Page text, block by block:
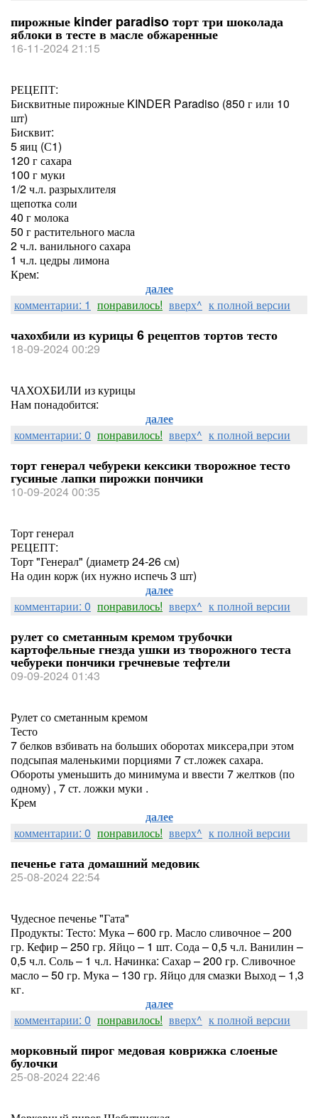
пирожные kinder paradiso торт три шоколада
яблоки в тесте в масле обжаренные
16-11-2024 21:15
РЕЦЕПТ:
Бисквитные пирожные KINDER Paradiso (850 г или 10
шт)
Бисквит:
5 яиц (С1)
120 г сахара
100 г муки
1/2 ч.л. разрыхлителя
щепотка соли
40 г молока
50 г растительного масла
2 ч.л. ванильного сахара
1 ч.л. цедры лимона
Крем:
далее
комментарии: 1 понравилось! вверх^ к полной версии
чахохбили из курицы 6 рецептов тортов тесто
18-09-2024 00:29
ЧАХОХБИЛИ из курицы
Нам понадобится:
далее
комментарии: 0 понравилось! вверх^ к полной версии
торт генерал чебуреки кексики творожное тесто
гусиные лапки пирожки пончики
10-09-2024 00:35
Торт генерал
РЕЦЕПТ:
Торт "Генерал" (диаметр 24-26 см)
На один корж (их нужно испечь 3 шт)
далее
комментарии: 0 понравилось! вверх^ к полной версии
рулет со сметанным кремом трубочки
картофельные гнезда ушки из творожного теста
чебуреки пончики гречневые тефтели
09-09-2024 01:43
Рулет со сметанным кремом
Тесто
7 белков взбивать на больших оборотах миксера,при этом
подсыпая маленькими порциями 7 ст.ложек сахара.
Обороты уменьшить до минимума и ввести 7 желтков (по
одному) , 7 ст. ложки муки .
Крем
далее
комментарии: 0 понравилось! вверх^ к полной версии
печенье гата домашний медовик
25-08-2024 22:54
Чудесное печенье "Гата"
Продукты: Тесто: Мука – 600 гр. Масло сливочное – 200
гр. Кефир – 250 гр. Яйцо – 1 шт. Сода – 0,5 ч.л. Ванилин –
0,5 ч.л. Соль – 1 ч.л. Начинка: Сахар – 200 гр. Сливочное
масло – 50 гр. Мука – 130 гр. Яйцо для смазки Выход – 1,3
кг.
далее
комментарии: 0 понравилось! вверх^ к полной версии
морковный пирог медовая коврижка слоеные
булочки
25-08-2024 22:46